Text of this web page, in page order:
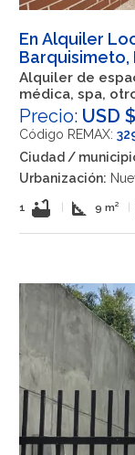
En Alquiler
Barquisimeto,
Alquiler de
médica, spa,
Precio: USD
Código REMAX:
Ciudad /
Urbanización:
1 bathtub square_foot 9 m²